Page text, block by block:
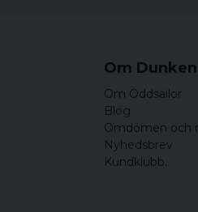
Om Dunken
Om Oddsailor
Blog
Omdömen och
Nyhedsbrev
Kundklubb.